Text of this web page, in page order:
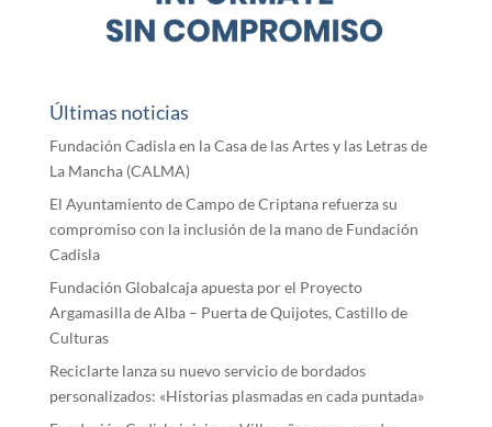
Últimas noticias
Fundación Cadisla en la Casa de las Artes y las Letras de
La Mancha (CALMA)
El Ayuntamiento de Campo de Criptana refuerza su
compromiso con la inclusión de la mano de Fundación
Cadisla
Fundación Globalcaja apuesta por el Proyecto
Argamasilla de Alba – Puerta de Quijotes, Castillo de
Culturas
Reciclarte lanza su nuevo servicio de bordados
personalizados: «Historias plasmadas en cada puntada»